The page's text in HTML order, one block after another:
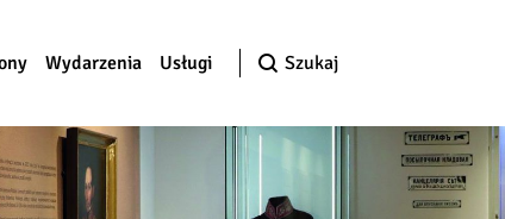
Wydarzenia Usługi Szukaj